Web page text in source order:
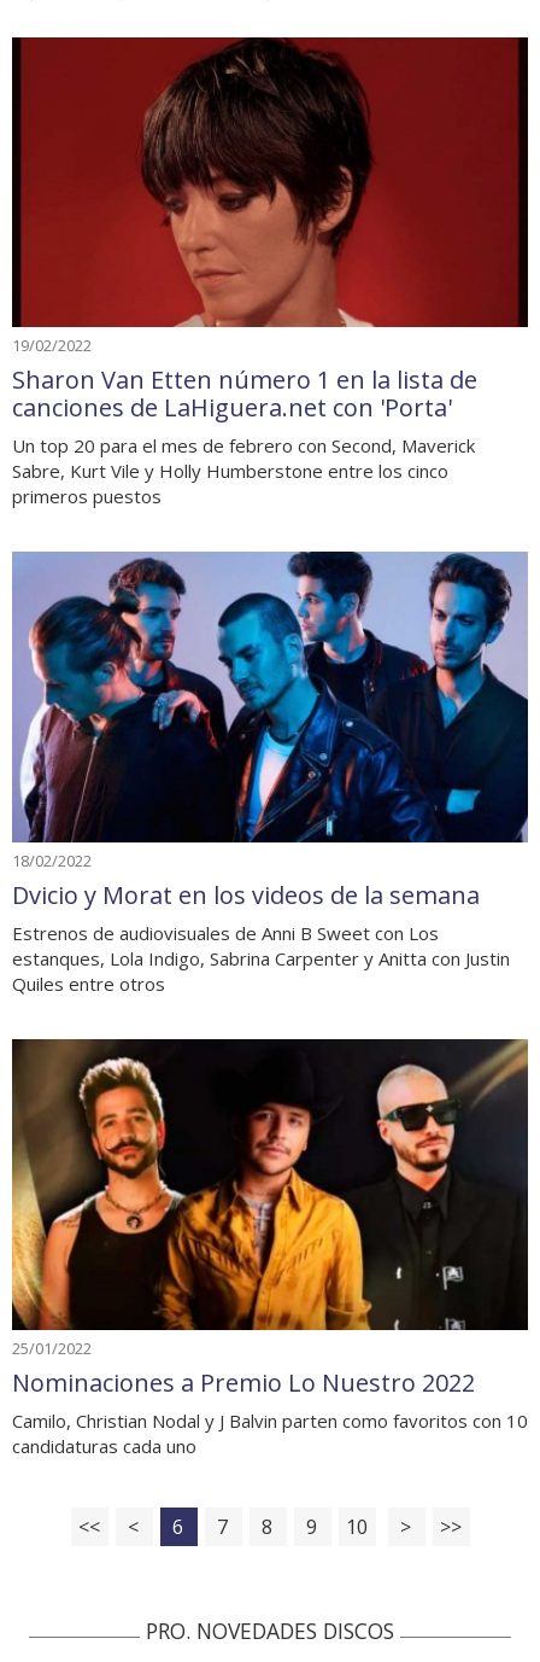
19/02/2022
Sharon Van Etten número 1 en la lista de
canciones de LaHiguera.net con 'Porta'
Un top 20 para el mes de febrero con Second, Maverick
Sabre, Kurt Vile y Holly Humberstone entre los cinco
primeros puestos
18/02/2022
Dvicio y Morat en los videos de la semana
Estrenos de audiovisuales de Anni B Sweet con Los
estanques, Lola Indigo, Sabrina Carpenter y Anitta con Justin
Quiles entre otros
25/01/2022
Nominaciones a Premio Lo Nuestro 2022
Camilo, Christian Nodal y J Balvin parten como favoritos con 10
candidaturas cada uno
<< < 6 7 8 9 10 > >>
PRO. NOVEDADES DISCOS